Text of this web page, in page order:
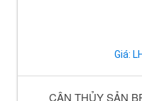
Giá:
CÂN THỦY SẢN